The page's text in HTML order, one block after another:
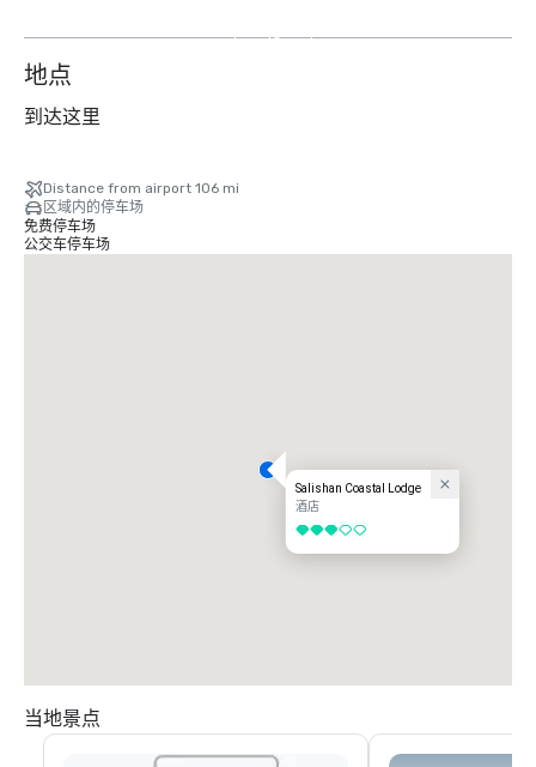
10
地点
到达这里
Distance from airport 106 mi
区域内的停车场
免费停车场
公交车停车场
Salishan Coastal Lodge
酒店
3/5
当地景点